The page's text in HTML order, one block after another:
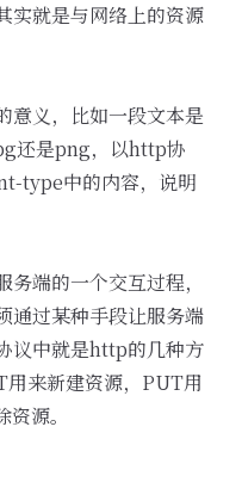
实就是与网络上的资源
意义，比如一段文本是
还是png，以http协
type中的内容，说明
端的一个交互过程，
通过某种手段让服务端
议中就是http的几种方
用来新建资源，PUT用
源。